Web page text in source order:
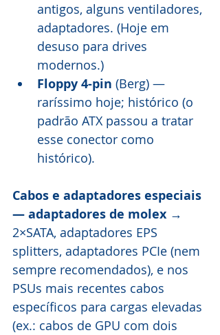
antigos, alguns ventiladores,
adaptadores. (Hoje em
desuso para drives
modernos.)
Floppy 4-pin (Berg) —
raríssimo hoje; histórico (o
padrão ATX passou a tratar
esse conector como
histórico).
Cabos e adaptadores especiais
— adaptadores de molex →
2×SATA, adaptadores EPS
splitters, adaptadores PCIe (nem
sempre recomendados), e nos
PSUs mais recentes cabos
específicos para cargas elevadas
(ex.: cabos de GPU com dois